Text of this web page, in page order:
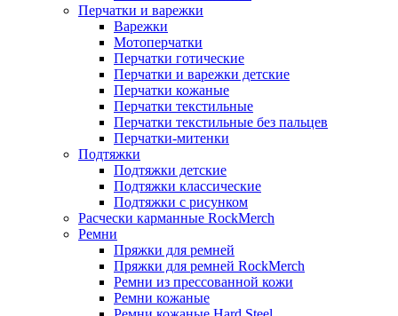
Перчатки и варежки
Варежки
Мотоперчатки
Перчатки готические
Перчатки и варежки детские
Перчатки кожаные
Перчатки текстильные
Перчатки текстильные без пальцев
Перчатки-митенки
Подтяжки
Подтяжки детские
Подтяжки классические
Подтяжки с рисунком
Расчески карманные RockMerch
Ремни
Пряжки для ремней
Пряжки для ремней RockMerch
Ремни из прессованной кожи
Ремни кожаные